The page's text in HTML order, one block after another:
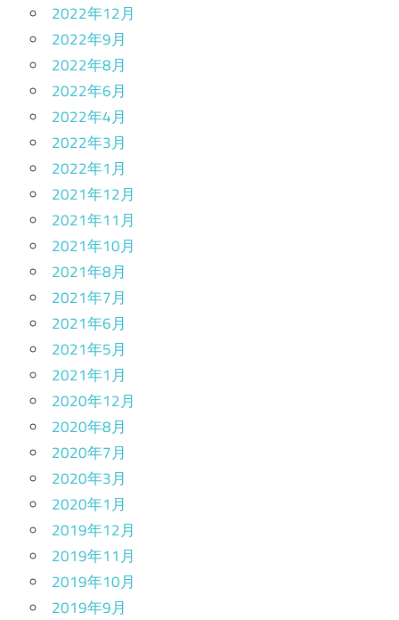
2022年12月
2022年9月
2022年8月
2022年6月
2022年4月
2022年3月
2022年1月
2021年12月
2021年11月
2021年10月
2021年8月
2021年7月
2021年6月
2021年5月
2021年1月
2020年12月
2020年8月
2020年7月
2020年3月
2020年1月
2019年12月
2019年11月
2019年10月
2019年9月